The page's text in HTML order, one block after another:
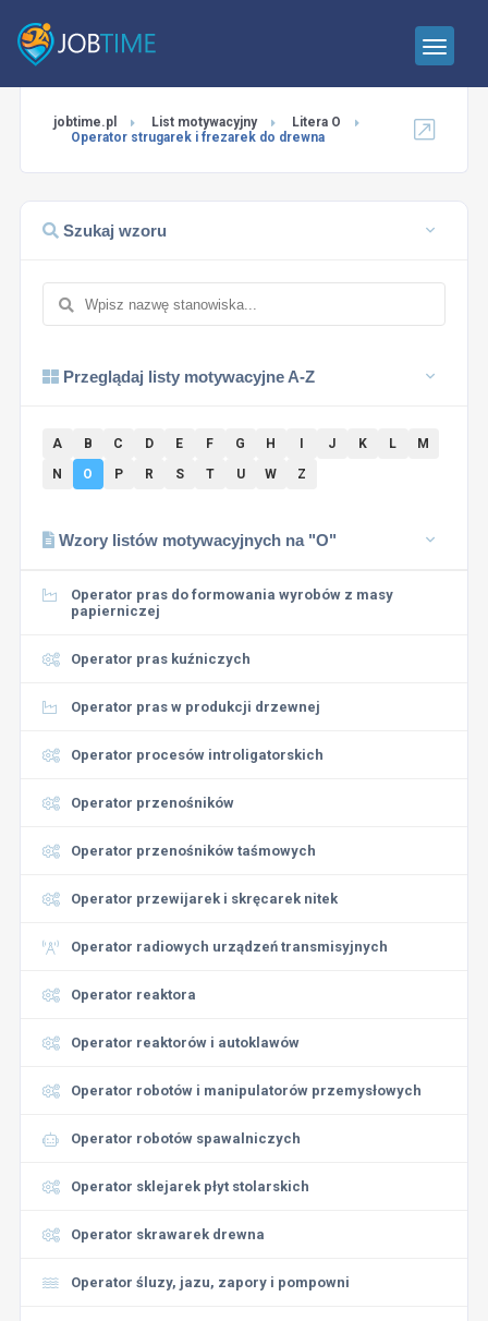
jobtime.pl List motywacyjny
Litera O
Operator strugarek i frezarek do drewna
Szukaj wzoru
Przeglądaj listy motywacyjne A-Z
A B C D E F G H J K L
M
N
O P R S T U W Z
Wzory listów motywacyjnych na "O"
Operator pras do formowania wyrobów z masy
papierniczej
Operator pras kuźniczych
Operator pras w produkcji drzewnej
Operator procesów introligatorskich
Operator przenośników
Operator przenośników taśmowych
Operator przewijarek i skręcarek nitek
Operator radiowych urządzeń transmisyjnych
Operator reaktora
Operator reaktorów i autoklawów
Operator robotów i manipulatorów przemysłowych
Operator robotów spawalniczych
Operator sklejarek płyt stolarskich
Operator skrawarek drewna
Operator śluzy, jazu, zapory i pompowni